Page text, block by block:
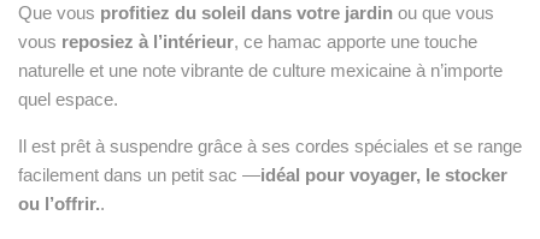
Que vous profitiez du soleil dans votre jardin ou que vous
vous reposiez à l’intérieur, ce hamac apporte une touche
naturelle et une note vibrante de culture mexicaine à n’importe
quel espace.
Il est prêt à suspendre grâce à ses cordes spéciales et se range
facilement dans un petit sac —idéal pour voyager, le stocker
ou l’offrir..